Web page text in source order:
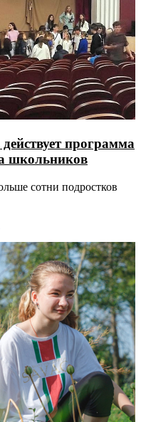
программа
школьников
сотни подростков